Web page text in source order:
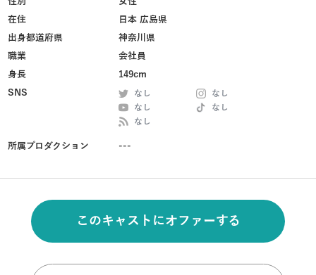
在住
日本 広島県
出身都道府県
神奈川県
職業
会社員
身長
149cm
SNS
なし
なし
なし
なし
なし
所属プロダクション ---
このキャストにオファーする